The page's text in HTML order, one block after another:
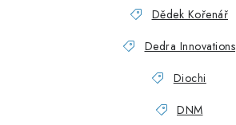
Dědek Kořenář
Dedra Innovations
Diochi
DNM